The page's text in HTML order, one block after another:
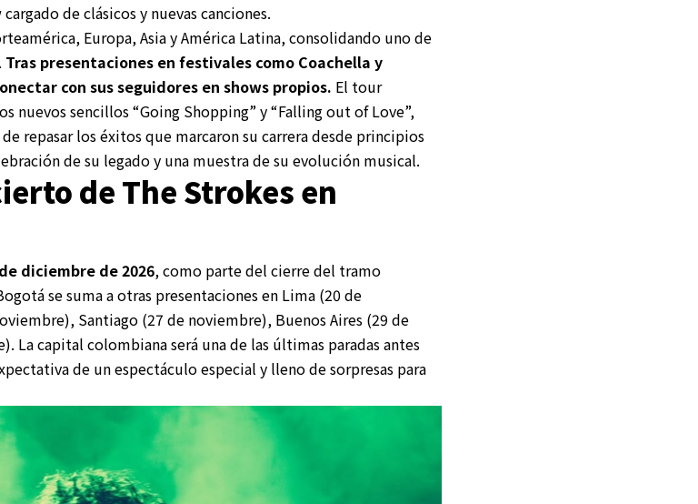
de clásicos y nuevas canciones.
Europa, Asia y América Latina, consolidando uno de
Tras presentaciones en festivales como Coachella y
con sus seguidores en shows propios. El tour
nuevos sencillos “Going Shopping” y “Falling out of Love”,
repasar los éxitos que marcaron su carrera desde principios
de su legado y una muestra de su evolución musical.
de The Strokes en
diciembre de 2026, como parte del cierre del tramo
se suma a otras presentaciones en Lima (20 de
Santiago (27 de noviembre), Buenos Aires (29 de
La capital colombiana será una de las últimas paradas antes
de un espectáculo especial y lleno de sorpresas para